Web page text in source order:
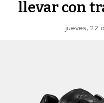
llevar con
jueves, 22